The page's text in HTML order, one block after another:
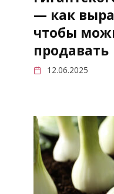
— как
чтобы
продавать
12.06.2025